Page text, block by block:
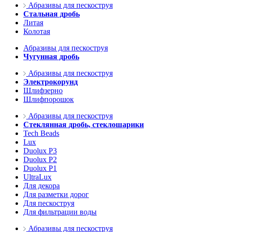
Абразивы для пескоструя
Стальная дробь
Литая
Колотая
Абразивы для пескоструя
Чугунная дробь
Абразивы для пескоструя
Электрокорунд
Шлифзерно
Шлифпорошок
Абразивы для пескоструя
Стеклянная дробь, стеклошарики
Tech Beads
Lux
Duolux P3
Duolux P2
Duolux P1
UltraLux
Для декора
Для разметки дорог
Для пескоструя
Для фильтрации воды
Абразивы для пескоструя